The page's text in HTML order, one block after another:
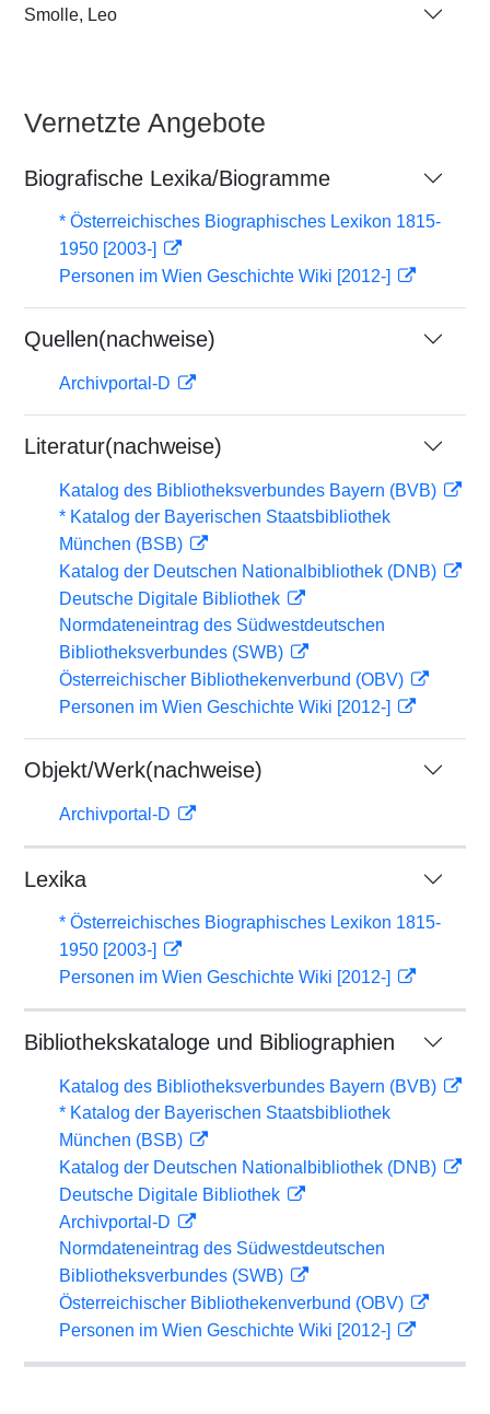
Smolle, Leo
Vernetzte Angebote
Biografische Lexika/Biogramme
* Österreichisches Biographisches Lexikon 1815-
1950 [2003-]
Personen im Wien Geschichte Wiki [2012-]
Quellen(nachweise)
Archivportal-D
Literatur(nachweise)
Katalog des Bibliotheksverbundes Bayern (BVB)
* Katalog der Bayerischen Staatsbibliothek
München (BSB)
Katalog der Deutschen Nationalbibliothek (DNB)
Deutsche Digitale Bibliothek
Normdateneintrag des Südwestdeutschen
Bibliotheksverbundes (SWB)
Österreichischer Bibliothekenverbund (OBV)
Personen im Wien Geschichte Wiki [2012-]
Objekt/Werk(nachweise)
Archivportal-D
Lexika
* Österreichisches Biographisches Lexikon 1815-
1950 [2003-]
Personen im Wien Geschichte Wiki [2012-]
Bibliothekskataloge und Bibliographien
Katalog des Bibliotheksverbundes Bayern (BVB)
* Katalog der Bayerischen Staatsbibliothek
München (BSB)
Katalog der Deutschen Nationalbibliothek (DNB)
Deutsche Digitale Bibliothek
Archivportal-D
Normdateneintrag des Südwestdeutschen
Bibliotheksverbundes (SWB)
Österreichischer Bibliothekenverbund (OBV)
Personen im Wien Geschichte Wiki [2012-]